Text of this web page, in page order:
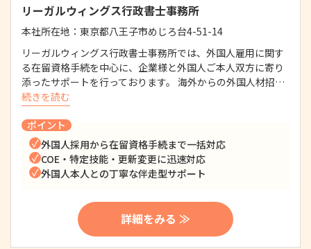
リーガルウィングス行政書士事務所
本社所在地： 東京都八王子市めじろ台4-51-14
リーガルウィングス行政書士事務所では、外国人雇用に関す
る在留資格手続を中心に、企業様と外国人ご本人双方に寄り
添ったサポートを行っております。 海外からの外国人材招…
続きを読む
ポイント
外国人採用から在留資格手続まで一括対応
COE・特定技能・更新変更に迅速対応
外国人本人との丁寧な伴走型サポート
詳細をみる ≫